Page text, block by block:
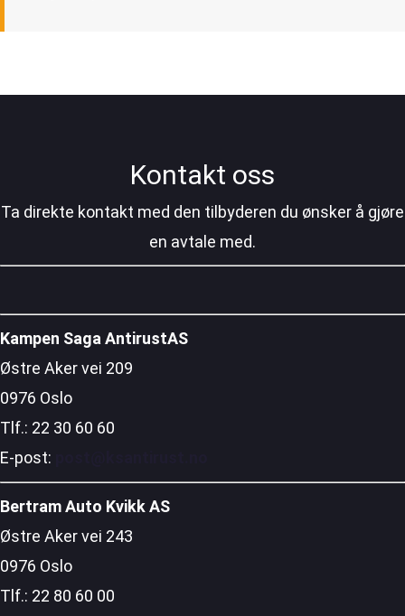
Kontakt oss
Ta direkte kontakt med den tilbyderen du ønsker å gjøre
en avtale med.
Kampen Saga AntirustAS
Østre Aker vei 209
0976 Oslo
Tlf.: 22 30 60 60
E-post:
Bertram Auto Kvikk AS
Østre Aker vei 243
0976 Oslo
Tlf.: 22 80 60 00